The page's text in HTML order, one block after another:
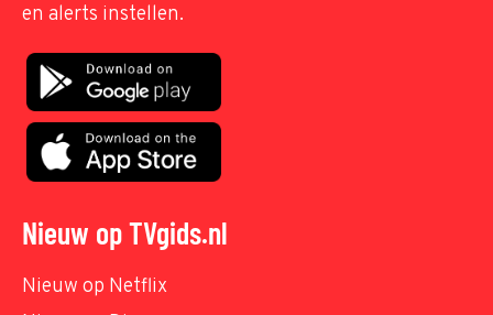
en alerts instellen.
Nieuw op TVgids.nl
Nieuw op Netflix